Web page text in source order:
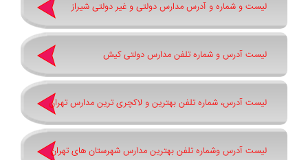
لیست و شماره و آدرس مدارس دولتی و غیر دولتی شیراز
لیست آدرس و شماره تلفن مدارس دولتی کیش
لیست آدرس، شماره تلفن بهترین و لاکچری ترین مدارس تهران
لیست آدرس وشماره تلفن بهترین مدارس شهرستان های تهران